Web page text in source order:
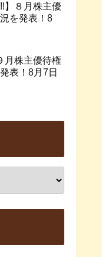
】８月株主優
を発表！8
月株主優待権
表！8月7日